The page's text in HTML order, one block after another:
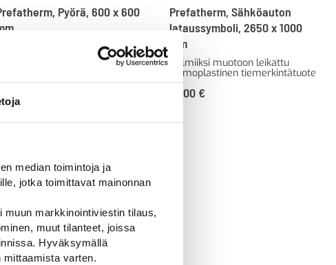
median toimintoja ja
jotka toimittavat mainonnan
markkinointiviestin tilaus,
muut tilanteet, joissa
Hyväksymällä
varten.
Pyörä, 600 x 600
Valmiiksi muotoon leikattu
termoplastinen tiemerkintätuote
Prefatherm, Sähköauton
lataussymboli, 2650 x 1000
mm
Valmiiksi muotoon leikattu
termoplastinen tiemerkintätuote
75,00 €